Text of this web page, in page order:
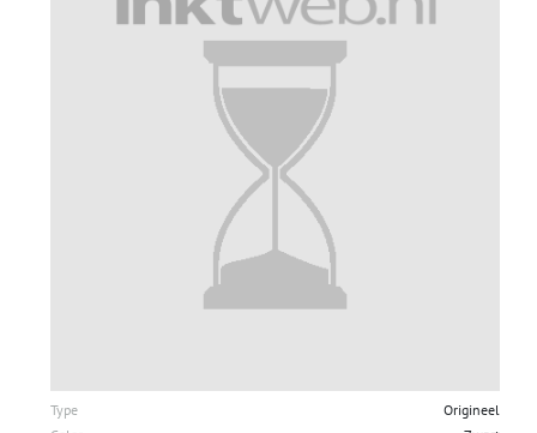
Type
Origineel